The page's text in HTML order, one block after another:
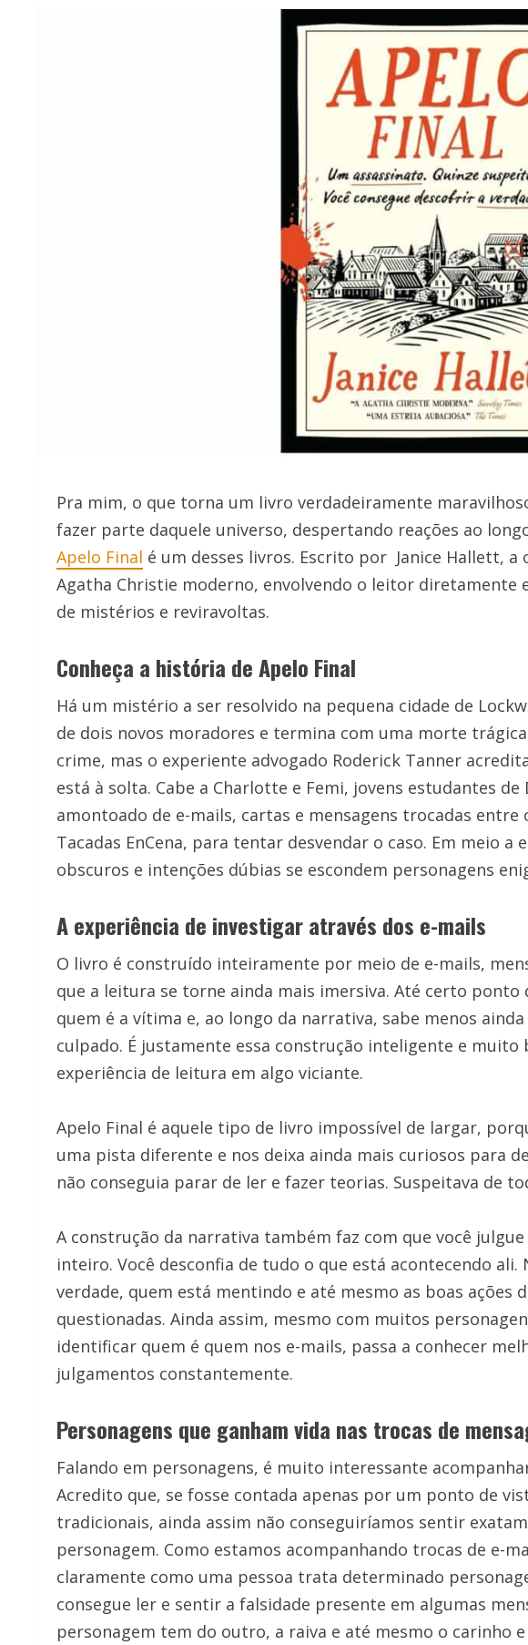
Pra mim, o que torna um livro verdadeiramente
fazer parte daquele universo, despertando reações ao
Apelo Final é um desses livros. Escrito por Janice Hallett, a
Agatha Christie moderno, envolvendo o leitor diretamente
de mistérios e reviravoltas.
Conheça a história de Apelo Final
Há um mistério a ser resolvido na pequena cidade de
de dois novos moradores e termina com uma morte
crime, mas o experiente advogado Roderick Tanner
está à solta. Cabe a Charlotte e Femi, jovens estudantes
amontoado de e-mails, cartas e mensagens trocadas
Tacadas EnCena, para tentar desvendar o caso. Em meio a
obscuros e intenções dúbias se escondem personagens
A experiência de investigar através dos e-mails
O livro é construído inteiramente por meio de e-mails,
que a leitura se torne ainda mais imersiva. Até certo ponto
quem é a vítima e, ao longo da narrativa, sabe menos
culpado. É justamente essa construção inteligente e
experiência de leitura em algo viciante.
Apelo Final é aquele tipo de livro impossível de largar,
uma pista diferente e nos deixa ainda mais curiosos para
não conseguia parar de ler e fazer teorias. Suspeitava de
A construção da narrativa também faz com que você
inteiro. Você desconfia de tudo o que está acontecendo ali.
verdade, quem está mentindo e até mesmo as boas ações
questionadas. Ainda assim, mesmo com muitos
identificar quem é quem nos e-mails, passa a conhecer
julgamentos constantemente.
Personagens que ganham vida nas trocas de
Falando em personagens, é muito interessante
Acredito que, se fosse contada apenas por um ponto de
tradicionais, ainda assim não conseguiríamos sentir
personagem. Como estamos acompanhando trocas de e-
claramente como uma pessoa trata determinado
consegue ler e sentir a falsidade presente em algumas
personagem tem do outro, a raiva e até mesmo o carinho